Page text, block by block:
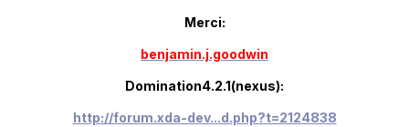
Merci:
benjamin.j.goodwin
Domination4.2.1(nexus):
http://forum.xda-dev...d.php?t=2124838